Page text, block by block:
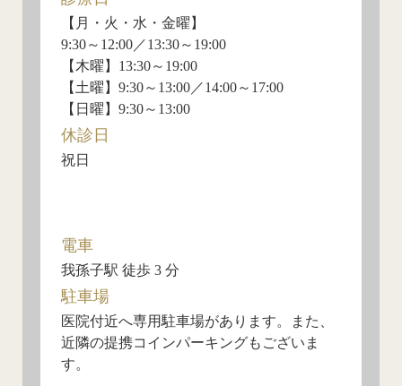
【月・火・水・金曜】
9:30～12:00／13:30～19:00
【木曜】13:30～19:00
【土曜】9:30～13:00／14:00～17:00
【日曜】9:30～13:00
休診日
祝日
電車
我孫子駅 徒歩 3 分
駐車場
医院付近へ専用駐車場があります。また、
近隣の提携コインパーキングもございま
す。